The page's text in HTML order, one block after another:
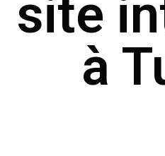
site
à